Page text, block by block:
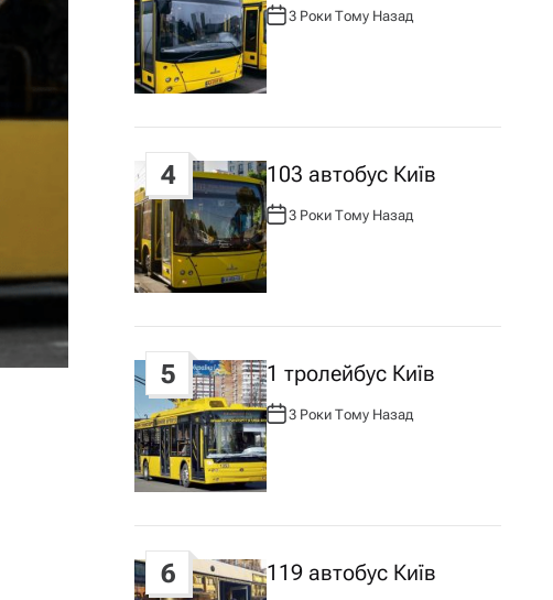
А
В
Т
О
Р
:
3 Роки Тому Назад
4 103 автобус Київ
А
В
Т
О
Р
:
3 Роки Тому Назад
5 1 тролейбус Київ
А
В
Т
О
Р
:
3 Роки Тому Назад
6 119 автобус Київ